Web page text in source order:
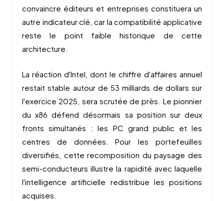
convaincre éditeurs et entreprises constituera un
autre indicateur clé, car la compatibilité applicative
reste le point faible historique de cette
architecture.
La réaction d'Intel, dont le chiffre d'affaires annuel
restait stable autour de 53 milliards de dollars sur
l'exercice 2025, sera scrutée de près. Le pionnier
du x86 défend désormais sa position sur deux
fronts simultanés : les PC grand public et les
centres de données. Pour les portefeuilles
diversifiés, cette recomposition du paysage des
semi-conducteurs illustre la rapidité avec laquelle
l'intelligence artificielle redistribue les positions
acquises.